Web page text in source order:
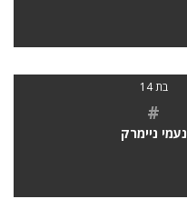
בת 14
#
נעמי ניימרק